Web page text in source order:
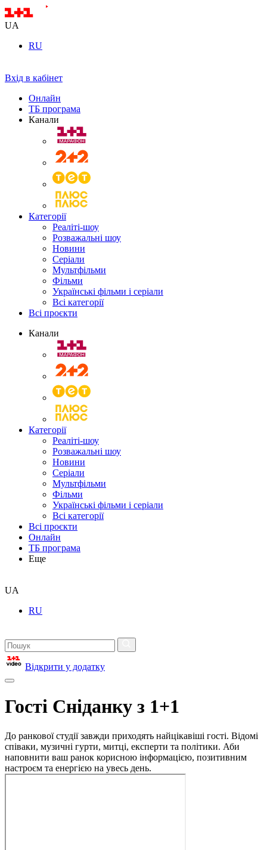
UA
RU
Вхід в кабінет
Онлайн
ТБ програма
Канали
Категорії
Реаліті-шоу
Розважальні шоу
Новини
Серіали
Мультфільми
Фільми
Українські фільми і серіали
Всі категорії
Всі проєкти
Канали
Категорії
Реаліті-шоу
Розважальні шоу
Новини
Серіали
Мультфільми
Фільми
Українські фільми і серіали
Всі категорії
Всі проєкти
Онлайн
ТБ програма
Еще
UA
RU
Відкрити у додатку
Гості Сніданку з 1+1
До ранкової студії завжди приходять найцікавіші гості. Відомі
співаки, музичні гурти, митці, експерти та політики. Аби
наповнити ваш ранок корисною інформацією, позитивним
настроєм та енергією на увесь день.